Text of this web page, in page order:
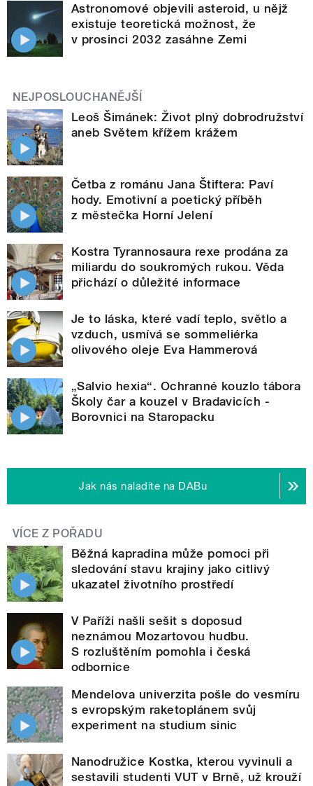
Astronomové objevili asteroid, u nějž
existuje teoretická možnost, že
v prosinci 2032 zasáhne Zemi
NEJPOSLOUCHANĚJŠÍ
Leoš Šimánek: Život plný dobrodružství
aneb Světem křížem krážem
Četba z románu Jana Štiftera: Paví
hody. Emotivní a poetický příběh
z městečka Horní Jelení
Kostra Tyrannosaura rexe prodána za
miliardu do soukromých rukou. Věda
přichází o důležité informace
Je to láska, které vadí teplo, světlo a
vzduch, usmívá se sommeliérka
olivového oleje Eva Hammerová
„Salvio hexia“. Ochranné kouzlo tábora
Školy čar a kouzel v Bradavicích -
Borovnici na Staropacku
Jak nás naladíte na DABu
VÍCE Z POŘADU
Běžná kapradina může pomoci při
sledování stavu krajiny jako citlivý
ukazatel životního prostředí
V Paříži našli sešit s doposud
neznámou Mozartovou hudbu.
S rozluštěním pomohla i česká
odbornice
Mendelova univerzita pošle do vesmíru
s evropským raketoplánem svůj
experiment na studium sinic
Nanodružice Kostka, kterou vyvinuli a
sestavili studenti VUT v Brně, už krouží